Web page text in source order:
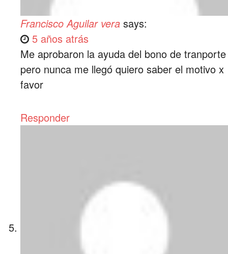
Francisco Aguilar vera says:
5 años atrás
Me aprobaron la ayuda del bono de tranporte
pero nunca me llegó quiero saber el motivo x
favor
Responder